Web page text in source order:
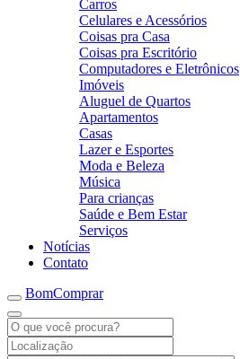
Carros
Celulares e Acessórios
Coisas pra Casa
Coisas pra Escritório
Computadores e Eletrônicos
Imóveis
Aluguel de Quartos
Apartamentos
Casas
Lazer e Esportes
Moda e Beleza
Música
Para crianças
Saúde e Bem Estar
Serviços
Notícias
Contato
BomComprar